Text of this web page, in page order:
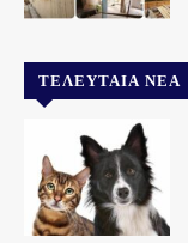
ΤΕΛΕΥΤΑΊΑ ΝΈΑ